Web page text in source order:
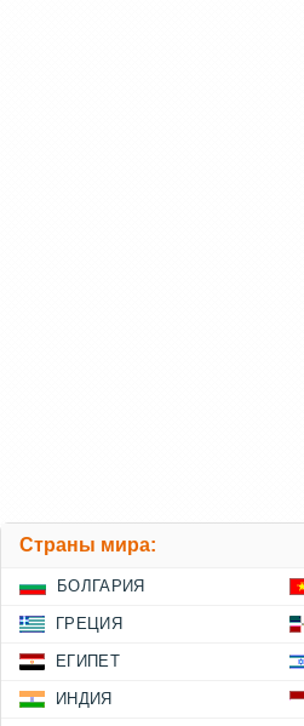
Страны мира:
БОЛГАРИЯ
ГРЕЦИЯ
ЕГИПЕТ
ИНДИЯ